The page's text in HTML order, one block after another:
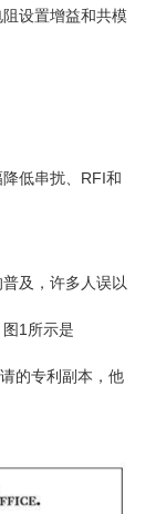
设置增益和共模
低串扰、RFI和
及，许多人误以
1所示是
的专利副本，他